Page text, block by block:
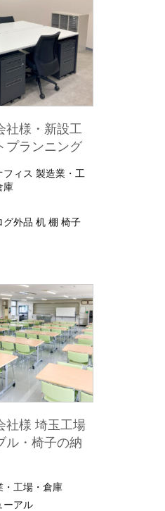
社様・新設工
プランニング
フィス 製造業・工
庫
グ外品 机 棚 椅子
社様 埼玉工場
ル・椅子の納
・工場・倉庫
ーアル